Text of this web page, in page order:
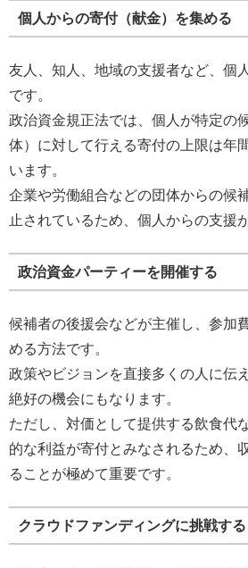
個人からの寄付（献金）を集める
友人、知人、地域の支援者など、個
です。
政治資金規正法では、個人が特定の
体）に対して行える寄付の上限は年
います。
企業や労働組合などの団体からの候
止されているため、個人からの支援
政治資金パーティーを開催する
候補者の後援会などが主催し、参加
める方法です。
政策やビジョンを直接多くの人に伝
絶好の機会にもなります。
ただし、対価として提供する飲食代
的な利益が寄付とみなされるため、
ることが極めて重要です。
クラウドファンディングに挑戦する